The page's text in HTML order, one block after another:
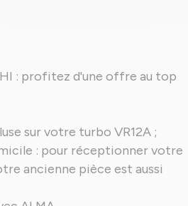
: profitez d'une offre au top
sur votre turbo VR12A ;
: pour réceptionner votre
ancienne pièce est aussi